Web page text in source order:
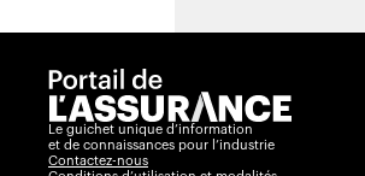
Le guichet unique d’information
et de connaissances pour l’industrie
Contactez-nous